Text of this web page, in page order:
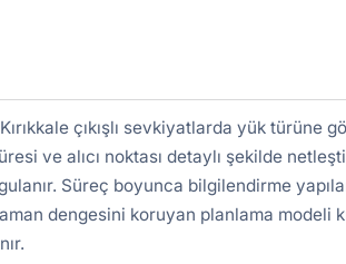
çıkışlı sevkiyatlarda yük türüne
ve alıcı noktası detaylı şekilde
Süreç boyunca bilgilendirme
dengesini koruyan planlama modeli